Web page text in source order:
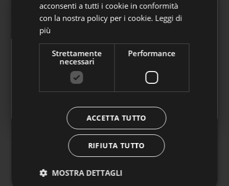
Adesioni automatiche
A partire dal 1° luglio 2026 Laborfonds può
accogliere le adesioni automatiche dei
dipendenti del settore privato.
acconsenti a tutti i cookie in conformità
con la nostra policy per i cookie. Leggi di
più
Strettamente
necessari
Performance
ACCETTA TUTTO
RIFIUTA TUTTO
MOSTRA DETTAGLI